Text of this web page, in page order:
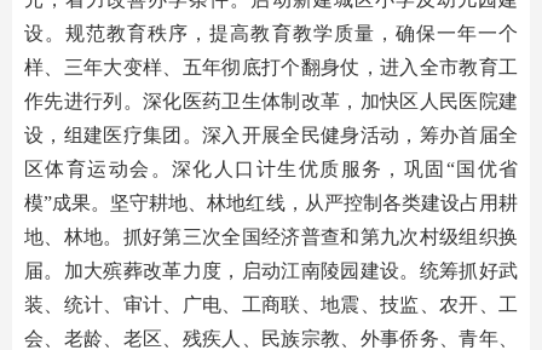
设。规范教育秩序，提高教育教学质量，确保一年一个
样、三年大变样、五年彻底打个翻身仗，进入全市教育工
作先进行列。深化医药卫生体制改革，加快区人民医院建
设，组建医疗集团。深入开展全民健身活动，筹办首届全
区体育运动会。深化人口计生优质服务，巩固“国优省
模”成果。坚守耕地、林地红线，从严控制各类建设占用耕
地、林地。抓好第三次全国经济普查和第九次村级组织换
届。加大殡葬改革力度，启动江南陵园建设。统筹抓好武
装、统计、审计、广电、工商联、地震、技监、农开、工
会、老龄、老区、残疾人、民族宗教、外事侨务、青年、